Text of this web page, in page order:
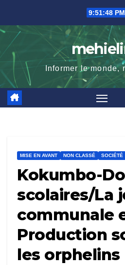
content
9:51:49 PM
Informer le monde,
MISE EN AVANT NON CLASSÉ SOCIÉTÉ
Kokumbo-
scolaires/La
communale
Production
les orphelins